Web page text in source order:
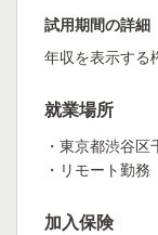
試用期間の詳細
年収を表示する
就業場所
・東京都渋谷
・リモート勤務
加入保険